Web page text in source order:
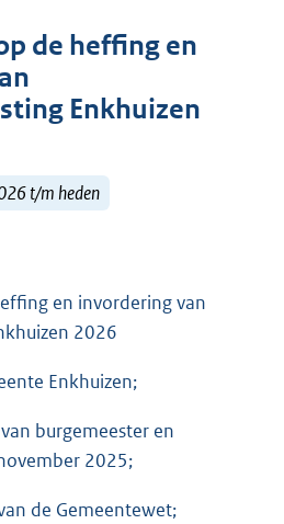
de heffing en
Enkhuizen
t/m heden
en invordering van
2026
Enkhuizen;
burgemeester en
2025;
de Gemeentewet;